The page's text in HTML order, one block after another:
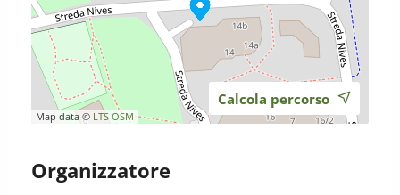
Map data © LTS OSM
Calcola percorso
Organizzatore